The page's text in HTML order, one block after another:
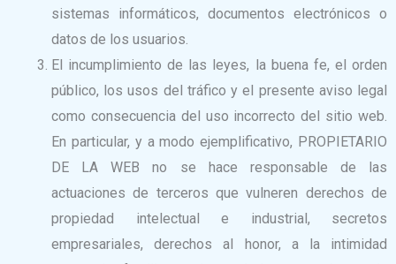
sistemas informáticos, documentos electrónicos o
datos de los usuarios.
El incumplimiento de las leyes, la buena fe, el orden
público, los usos del tráfico y el presente aviso legal
como consecuencia del uso incorrecto del sitio web.
En particular, y a modo ejemplificativo, PROPIETARIO
DE LA WEB no se hace responsable de las
actuaciones de terceros que vulneren derechos de
propiedad intelectual e industrial, secretos
empresariales, derechos al honor, a la intimidad